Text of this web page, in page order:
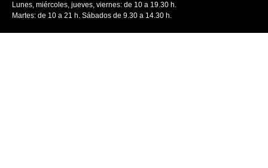
Lunes, miércoles, jueves, viernes: de 10 a 19.30 h.
Martes: de 10 a 21 h. Sábados de 9.30 a 14.30 h.